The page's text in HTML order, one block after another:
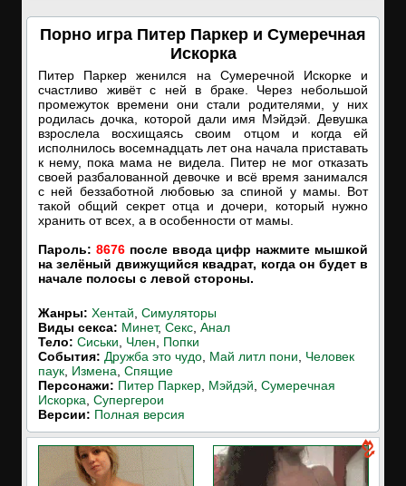
Порно игра Питер Паркер и Сумеречная
Искорка
Питер Паркер женился на Сумеречной Искорке и
счастливо живёт с ней в браке. Через небольшой
промежуток времени они стали родителями, у них
родилась дочка, которой дали имя Мэйдэй. Девушка
взрослела восхищаясь своим отцом и когда ей
исполнилось восемнадцать лет она начала приставать
к нему, пока мама не видела. Питер не мог отказать
своей разбалованной девочке и всё время занимался
с ней беззаботной любовью за спиной у мамы. Вот
такой общий секрет отца и дочери, который нужно
хранить от всех, а в особенности от мамы.
Пароль: 8676после ввода цифр нажмите мышкой
на зелёный движущийся квадрат, когда он будет в
начале полосы с левой стороны.
Жанры: Хентай Симуляторы
Виды секса: Минет, Секс Анал
Тело: Сиськи Член
Попки
События: Дружба это чудо Май литл пони
Человек
паук Измена Спящие
Персонажи: Питер Паркер Мэйдэй Сумеречная
Искорка Супергерои
Версии: Полная версия